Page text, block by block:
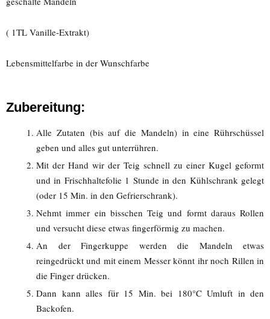
( 1TL Vanille-Extrakt)
Lebensmittelfarbe in der Wunschfarbe
Zubereitung:
Alle Zutaten (bis auf die Mandeln) in eine Rührschüssel
geben und alles gut unterrühren.
Mit der Hand wir der Teig schnell zu einer Kugel geformt
und in Frischhaltefolie 1 Stunde in den Kühlschrank gelegt
(oder 15 Min. in den Gefrierschrank).
Nehmt immer ein bisschen Teig und formt daraus Rollen
und versucht diese etwas fingerförmig zu machen.
An der Fingerkuppe werden die Mandeln etwas
reingedrückt und mit einem Messer könnt ihr noch Rillen in
die Finger drücken.
Dann kann alles für 15 Min. bei 180°C Umluft in den
Backofen.